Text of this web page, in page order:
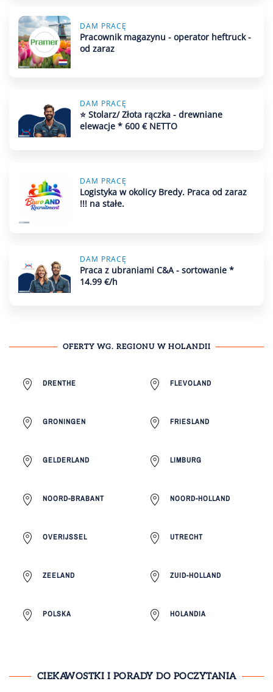
DAM PRACĘ
Pracownik magazynu - operator heftruck -
od zaraz
DAM PRACĘ
⭐ Stolarz/ Złota rączka - drewniane
elewacje * 600 € NETTO
DAM PRACĘ
Logistyka w okolicy Bredy. Praca od zaraz
!!! na stałe.
DAM PRACĘ
Praca z ubraniami C&A - sortowanie *
14.99 €/h
OFERTY WG. REGIONU W HOLANDII
DRENTHE FLEVOLAND
GRONINGEN FRIESLAND
GELDERLAND LIMBURG
NOORD-BRABANT NOORD-HOLLAND
OVERIJSSEL UTRECHT
ZEELAND ZUID-HOLLAND
POLSKA HOLANDIA
CIEKAWOSTKI I PORADY DO POCZYTANIA